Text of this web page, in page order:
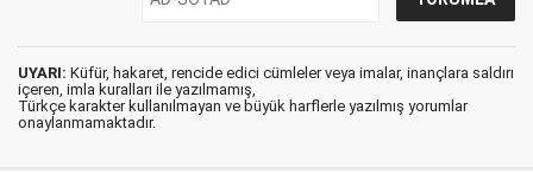
UYARI: Küfür, hakaret, rencide edici cümleler veya imalar, inançlara saldırı
içeren, imla kuralları ile yazılmamış,
Türkçe karakter kullanılmayan ve büyük harflerle yazılmış yorumlar
onaylanmamaktadır.